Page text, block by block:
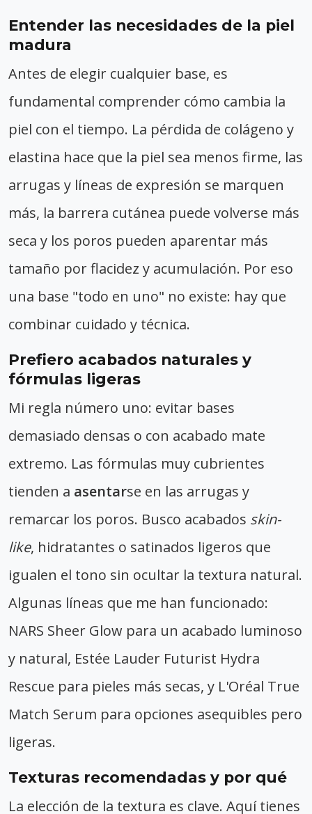
Entender las necesidades de la piel
madura
Antes de elegir cualquier base, es
fundamental comprender cómo cambia la
piel con el tiempo. La pérdida de colágeno y
elastina hace que la piel sea menos firme, las
arrugas y líneas de expresión se marquen
más, la barrera cutánea puede volverse más
seca y los poros pueden aparentar más
tamaño por flacidez y acumulación. Por eso
una base "todo en uno" no existe: hay que
combinar cuidado y técnica.
Prefiero acabados naturales y
fórmulas ligeras
Mi regla número uno: evitar bases
demasiado densas o con acabado mate
extremo. Las fórmulas muy cubrientes
tienden a asentarse en las arrugas y
remarcar los poros. Busco acabados skin-
like, hidratantes o satinados ligeros que
igualen el tono sin ocultar la textura natural.
Algunas líneas que me han funcionado:
NARS Sheer Glow para un acabado luminoso
y natural, Estée Lauder Futurist Hydra
Rescue para pieles más secas, y L'Oréal True
Match Serum para opciones asequibles pero
ligeras.
Texturas recomendadas y por qué
La elección de la textura es clave. Aquí tienes